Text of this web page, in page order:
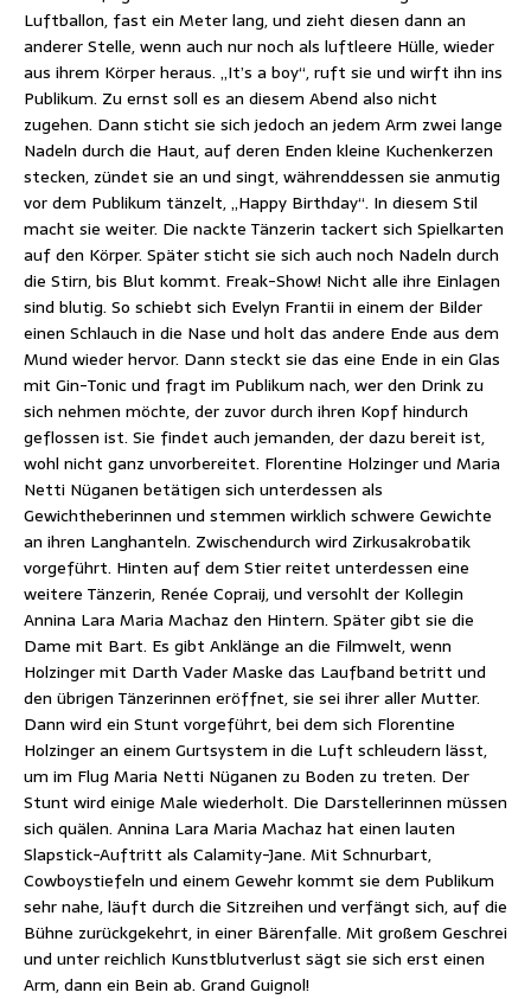
Luftballon, fast ein Meter lang, und zieht diesen dann an
anderer Stelle, wenn auch nur noch als luftleere Hülle, wieder
aus ihrem Körper heraus. „It’s a boy“, ruft sie und wirft ihn ins
Publikum. Zu ernst soll es an diesem Abend also nicht
zugehen. Dann sticht sie sich jedoch an jedem Arm zwei lange
Nadeln durch die Haut, auf deren Enden kleine Kuchenkerzen
stecken, zündet sie an und singt, währenddessen sie anmutig
vor dem Publikum tänzelt, „Happy Birthday“. In diesem Stil
macht sie weiter. Die nackte Tänzerin tackert sich Spielkarten
auf den Körper. Später sticht sie sich auch noch Nadeln durch
die Stirn, bis Blut kommt. Freak-Show! Nicht alle ihre Einlagen
sind blutig. So schiebt sich Evelyn Frantii in einem der Bilder
einen Schlauch in die Nase und holt das andere Ende aus dem
Mund wieder hervor. Dann steckt sie das eine Ende in ein Glas
mit Gin-Tonic und fragt im Publikum nach, wer den Drink zu
sich nehmen möchte, der zuvor durch ihren Kopf hindurch
geflossen ist. Sie findet auch jemanden, der dazu bereit ist,
wohl nicht ganz unvorbereitet. Florentine Holzinger und Maria
Netti Nüganen betätigen sich unterdessen als
Gewichtheberinnen und stemmen wirklich schwere Gewichte
an ihren Langhanteln. Zwischendurch wird Zirkusakrobatik
vorgeführt. Hinten auf dem Stier reitet unterdessen eine
weitere Tänzerin, Renée Copraij, und versohlt der Kollegin
Annina Lara Maria Machaz den Hintern. Später gibt sie die
Dame mit Bart. Es gibt Anklänge an die Filmwelt, wenn
Holzinger mit Darth Vader Maske das Laufband betritt und
den übrigen Tänzerinnen eröffnet, sie sei ihrer aller Mutter.
Dann wird ein Stunt vorgeführt, bei dem sich Florentine
Holzinger an einem Gurtsystem in die Luft schleudern lässt,
um im Flug Maria Netti Nüganen zu Boden zu treten. Der
Stunt wird einige Male wiederholt. Die Darstellerinnen müssen
sich quälen. Annina Lara Maria Machaz hat einen lauten
Slapstick-Auftritt als Calamity-Jane. Mit Schnurbart,
Cowboystiefeln und einem Gewehr kommt sie dem Publikum
sehr nahe, läuft durch die Sitzreihen und verfängt sich, auf die
Bühne zurückgekehrt, in einer Bärenfalle. Mit großem Geschrei
und unter reichlich Kunstblutverlust sägt sie sich erst einen
Arm, dann ein Bein ab. Grand Guignol!